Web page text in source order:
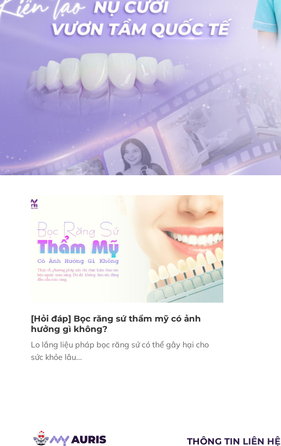
[Hỏi đáp] Bọc răng sứ thẩm mỹ có ảnh
hưởng gì không?
Lo lắng liệu pháp bọc răng sứ có thể gây hại cho
sức khỏe lâu...
THÔNG TIN LIÊN HỆ